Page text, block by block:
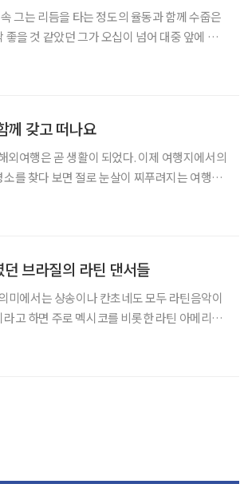
그는 리듬을 타는 정도의 율동과 함께 수줍은
을 것 같았던 그가 오십이 넘어 대중 앞에 다
께 갖고 떠나요
여행은 곧 생활이 되었다. 이제 여행지에서의
를 찾다 보면 절로 눈살이 찌푸려지는 여행자
브라질의 라틴 댄서들
에서는 샹송이나 칸초네도 모두 라틴음악이
고 하면 주로 멕시코를 비롯한 라틴 아메리카